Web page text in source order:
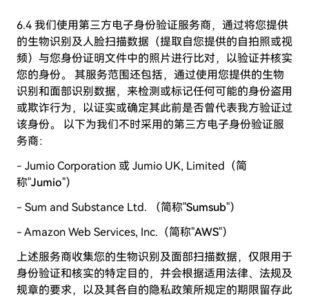
6.4 我们使用第三方电子身份验证服务商，通过将您提供
的生物识别及人脸扫描数据（提取自您提供的自拍照或视
频）与您身份证明文件中的照片进行比对，以验证并核实
您的身份。 其服务范围还包括，通过使用您提供的生物
识别和面部识别数据，来检测或标记任何可能的身份盗用
或欺诈行为，以证实或确定其此前是否曾代表我方验证过
该身份。 以下为我们不时采用的第三方电子身份验证服
务商：
- Jumio Corporation 或 Jumio UK, Limited（简
称"Jumio"）
- Sum and Substance Ltd. （简称"Sumsub"）
- Amazon Web Services, Inc.（简称"AWS"）
上述服务商收集您的生物识别及面部扫描数据，仅限用于
身份验证和核实的特定目的，并会根据适用法律、法规及
规章的要求，以及其各自的隐私政策所规定的期限留存此